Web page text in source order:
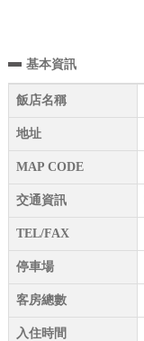
基本資訊
飯店名稱
地址
MAP CODE
交通資訊
TEL/FAX
停車場
客房總數
入住時間